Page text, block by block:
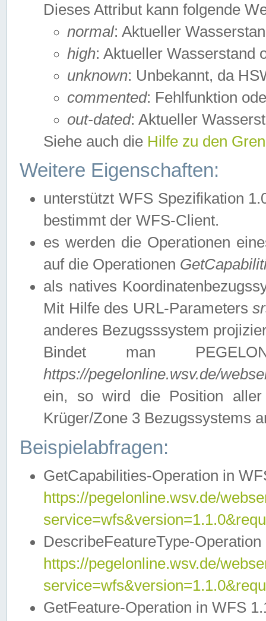
Dieses Attribut kann folgende
normal: Aktueller
high: Aktueller Wasserstand
unknown: Unbekannt, da
commented: Fehlfunktion
out-dated: Aktueller
Siehe auch die Hilfe zu den
Weitere Eigenschaften:
unterstützt WFS Spezifikation
bestimmt der WFS-Client.
es werden die Operationen
auf die Operationen
als natives
Mit Hilfe des URL-Parameters
anderes Bezugsssystem
Bindet man
https://pegelonline.wsv.de/
ein, so wird die Position
Krüger/Zone 3 Bezugssystems
Beispielabfragen:
GetCapabilities-Operation in
https://pegelonline.wsv.de/
DescribeFeatureType-
https://pegelonline.wsv.de/
GetFeature-Operation in WFS